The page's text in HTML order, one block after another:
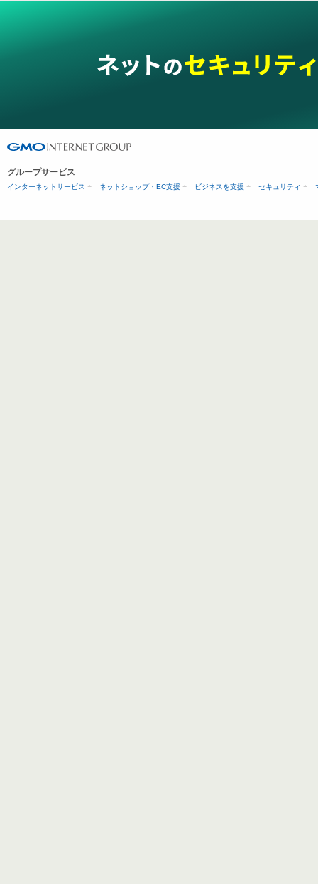
グループサービス
インターネットサービス ネットショップ・EC支援 ビジネスを支援 セキュリティ